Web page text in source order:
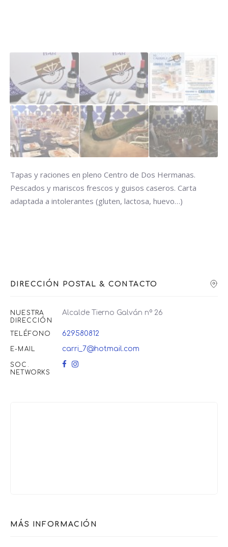
Tapas y raciones en pleno Centro de Dos Hermanas.
Pescados y mariscos frescos y guisos caseros. Carta
adaptada a intolerantes (gluten, lactosa, huevo…)
DIRECCIÓN POSTAL & CONTACTO
NUESTRA
DIRECCIÓN
Alcalde Tierno Galván nº 26
TELÉFONO 629580812
E-MAIL carri_7@hotmail.com
SOC.
NETWORKS
MÁS INFORMACIÓN